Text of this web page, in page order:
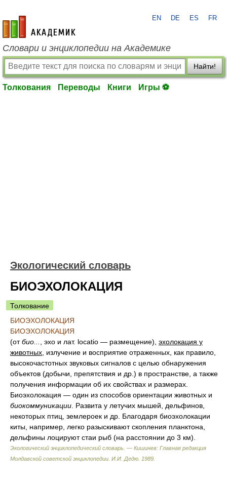
academic.ru
EN DE ES FR
Словари и энциклопедии на Академике
Найти!
Толкования Переводы Книги Игры ⚽
Экологический словарь
БИОЭХОЛОКАЦИЯ
Толкование
БИОЭХОЛОКАЦИЯ
БИОЭХОЛОКАЦИЯ
(отбио... , эхо и лат. locatio — размещение), эхолокация у
животных , излучение и восприятие отраженных, как правило,
высокочастотных звуковых сигналов с целью обнаружения
объектов (добычи, препятствия и др.) в пространстве, а также
получения информации об их свойствах и размерах.
Биоэхолокация — один из способов ориентации животных и
биокоммуникации . Развита у летучих мышей, дельфинов,
некоторых птиц, землероек и др. Благодаря биоэхолокации
киты, например, легко разыскивают скопления планктона,
дельфины лоцируют стаи рыб (на расстоянии до 3 км).
Экологический энциклопедический словарь. — Кишинев: Главная редакция
Молдавской советской энциклопедии И.И. Дедю 1989